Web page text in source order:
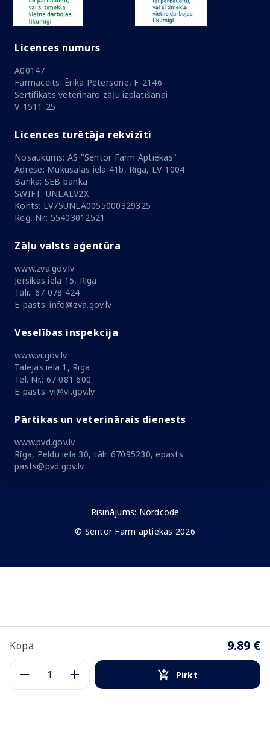
Kopā 9.89 €
Pirkt
Licences numurs
A00147
Farmaceits: Ērika Pētersone, F-2146
Sertifikāts veterināro zāļu izplatīšanai
V-1511-25
Licences turētāja rekvizīti
Nosaukums: AS "Sentor Farm Aptiekas"
Adrese: Mūkusalas iela 41b, Rīga, LV-1004
Banka: SEB banka
SWIFT: UNLALV2X
Konts: LV75UNLA0055000329325
Reģ. Nr.: 55403012521
Zāļu valsts aģentūra
www.zva.gov.lv
Jersikas iela 15, Rīga
Tālr.: 67 078 424
E-pasts: info@zva.gov.lv
Veselības inspekcija
www.vi.gov.lv
Talejas iela 1, Riga
Tel. Nr.: 67 081 600
E-pasts: vi@vi.gov.lv
Pārtikas un veterinārais dienests
www.pvd.gov.lv
Rīga, Peldu iela 30, tālr. 67095230, epasts
pasts@pvd.gov.lv
Risinājums: Nordcode
© Sentor Farm aptiekas 2026